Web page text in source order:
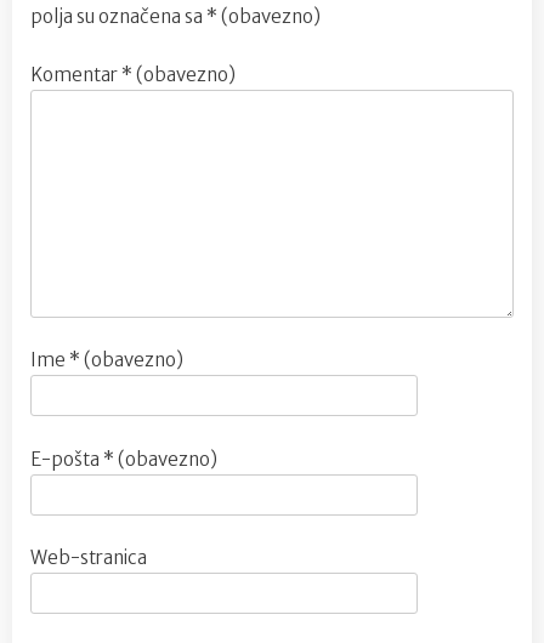
polja su označena sa * (obavezno)
Komentar * (obavezno)
Ime * (obavezno)
E-pošta * (obavezno)
Web-stranica